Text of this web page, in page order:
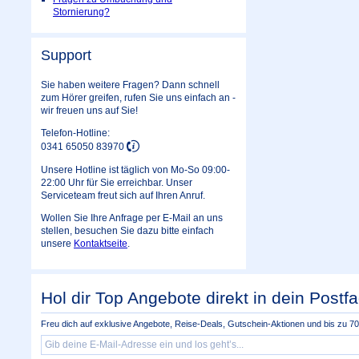
Stornierung?
Support
Sie haben weitere Fragen? Dann schnell
zum Hörer greifen, rufen Sie uns einfach an -
wir freuen uns auf Sie!
Telefon-Hotline:
0341 65050 83970
Unsere Hotline ist täglich von Mo-So 09:00-
22:00 Uhr für Sie erreichbar. Unser
Serviceteam freut sich auf Ihren Anruf.
Wollen Sie Ihre Anfrage per E-Mail an uns
stellen, besuchen Sie dazu bitte einfach
unsere Kontaktseite
Hol dir Top Angebote direkt in dein
Freu dich auf exklusive Angebote, Reise-Deals, Gutschein-Aktionen und bis zu